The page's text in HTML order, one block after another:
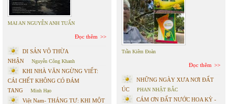
MAI AN NGUYỄN ANH TUẤN
Đọc thêm
DI SẢN VÔ THỪA
NHẬN
Nguyễn Công Khanh
KHI NHÀ VĂN NGỪNG VIẾT:
CÁI CHẾT KHÔNG CÓ ĐÁM
TANG
Minh Hạo
Việt Nam- THÁNG TƯ: KHI MỘT
Trần Kiêm Đoàn
Đọc thêm
NHỮNG NGÀY XƯA NƠI ĐẤT
ÚC
PHAN NHẬT BẮC
CÁM ƠN ĐẤT NƯỚC HOA KỲ -